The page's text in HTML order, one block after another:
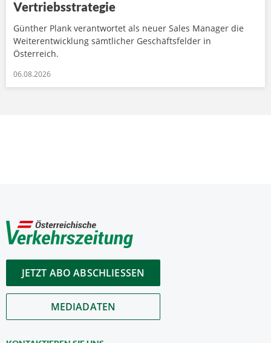
Vertriebsstrategie
Günther Plank verantwortet als neuer Sales Manager die
Weiterentwicklung sämtlicher Geschäftsfelder in
Österreich.
06.08.2026
JETZT ABO ABSCHLIESSEN
MEDIADATEN